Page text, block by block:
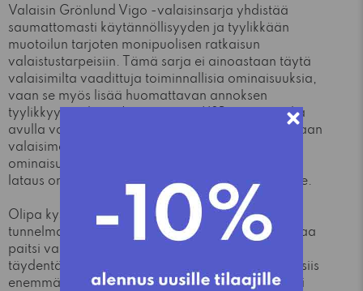
Valaisin Grönlund Vigo -valaisinsarja yhdistää
saumattomasti käytännöllisyyden ja tyylikkään
muotoilun tarjoten monipuolisen ratkaisun
valaistustarpeisiin. Tämä sarja ei ainoastaan täytä
valaisimilta vaadittuja toiminnallisia ominaisuuksia,
vaan se myös lisää huomattavan annoksen
tyylikkyyttä tilaan. Lisäetuna on USB-portti, jonka
avulla voit kätevästi ladata mobiililaitteitasi suoraan
valaisimesta. Tämä on erityisen käytännöllinen
ominaisuus nykypäivänä, kun mobiililaitteiden
lataus on olennainen osa päivittäistä elämäämme.
Olipa kyseessä sitten työpöydän valaistus tai
tunnelmallinen lukuvalo, Vigo-valaisinsarja tarjoaa
paitsi valonlähteen myös designelementin, joka
täydentää ja parantaa tilan esteettisyyttä. Se on siis
enemmän kuin pelkkä valaisin - se on huolellisesti